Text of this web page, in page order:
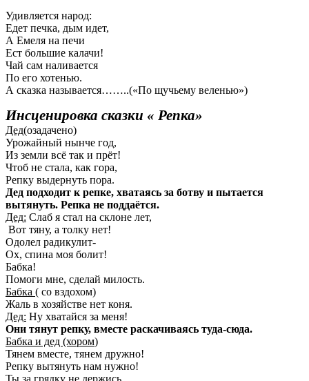
Удивляется народ:
Едет печка, дым идет,
А Емеля на печи
Ест большие калачи!
Чай сам наливается
По его хотенью.
А сказка называется……..(«По щучьему веленью»)
Инсценировка сказки « Репка»
Дед(озадачено)
Урожайный нынче год,
Из земли всё так и прёт!
Чтоб не стала, как гора,
Репку выдернуть пора.
Дед подходит к репке, хватаясь за ботву и пытается
вытянуть. Репка не поддаётся.
Дед: Слаб я стал на склоне лет,
Вот тяну, а толку нет!
Одолел радикулит-
Ох, спина моя болит!
Бабка!
Помоги мне, сделай милость.
Бабка ( со вздохом)
Жаль в хозяйстве нет коня.
Дед: Ну хватайся за меня!
Они тянут репку, вместе раскачиваясь туда-сюда.
Бабка и дед (хором)
Тянем вместе, тянем дружно!
Репку вытянуть нам нужно!
Ты за грядку не держись,